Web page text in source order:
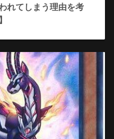
れてしまう理由を考